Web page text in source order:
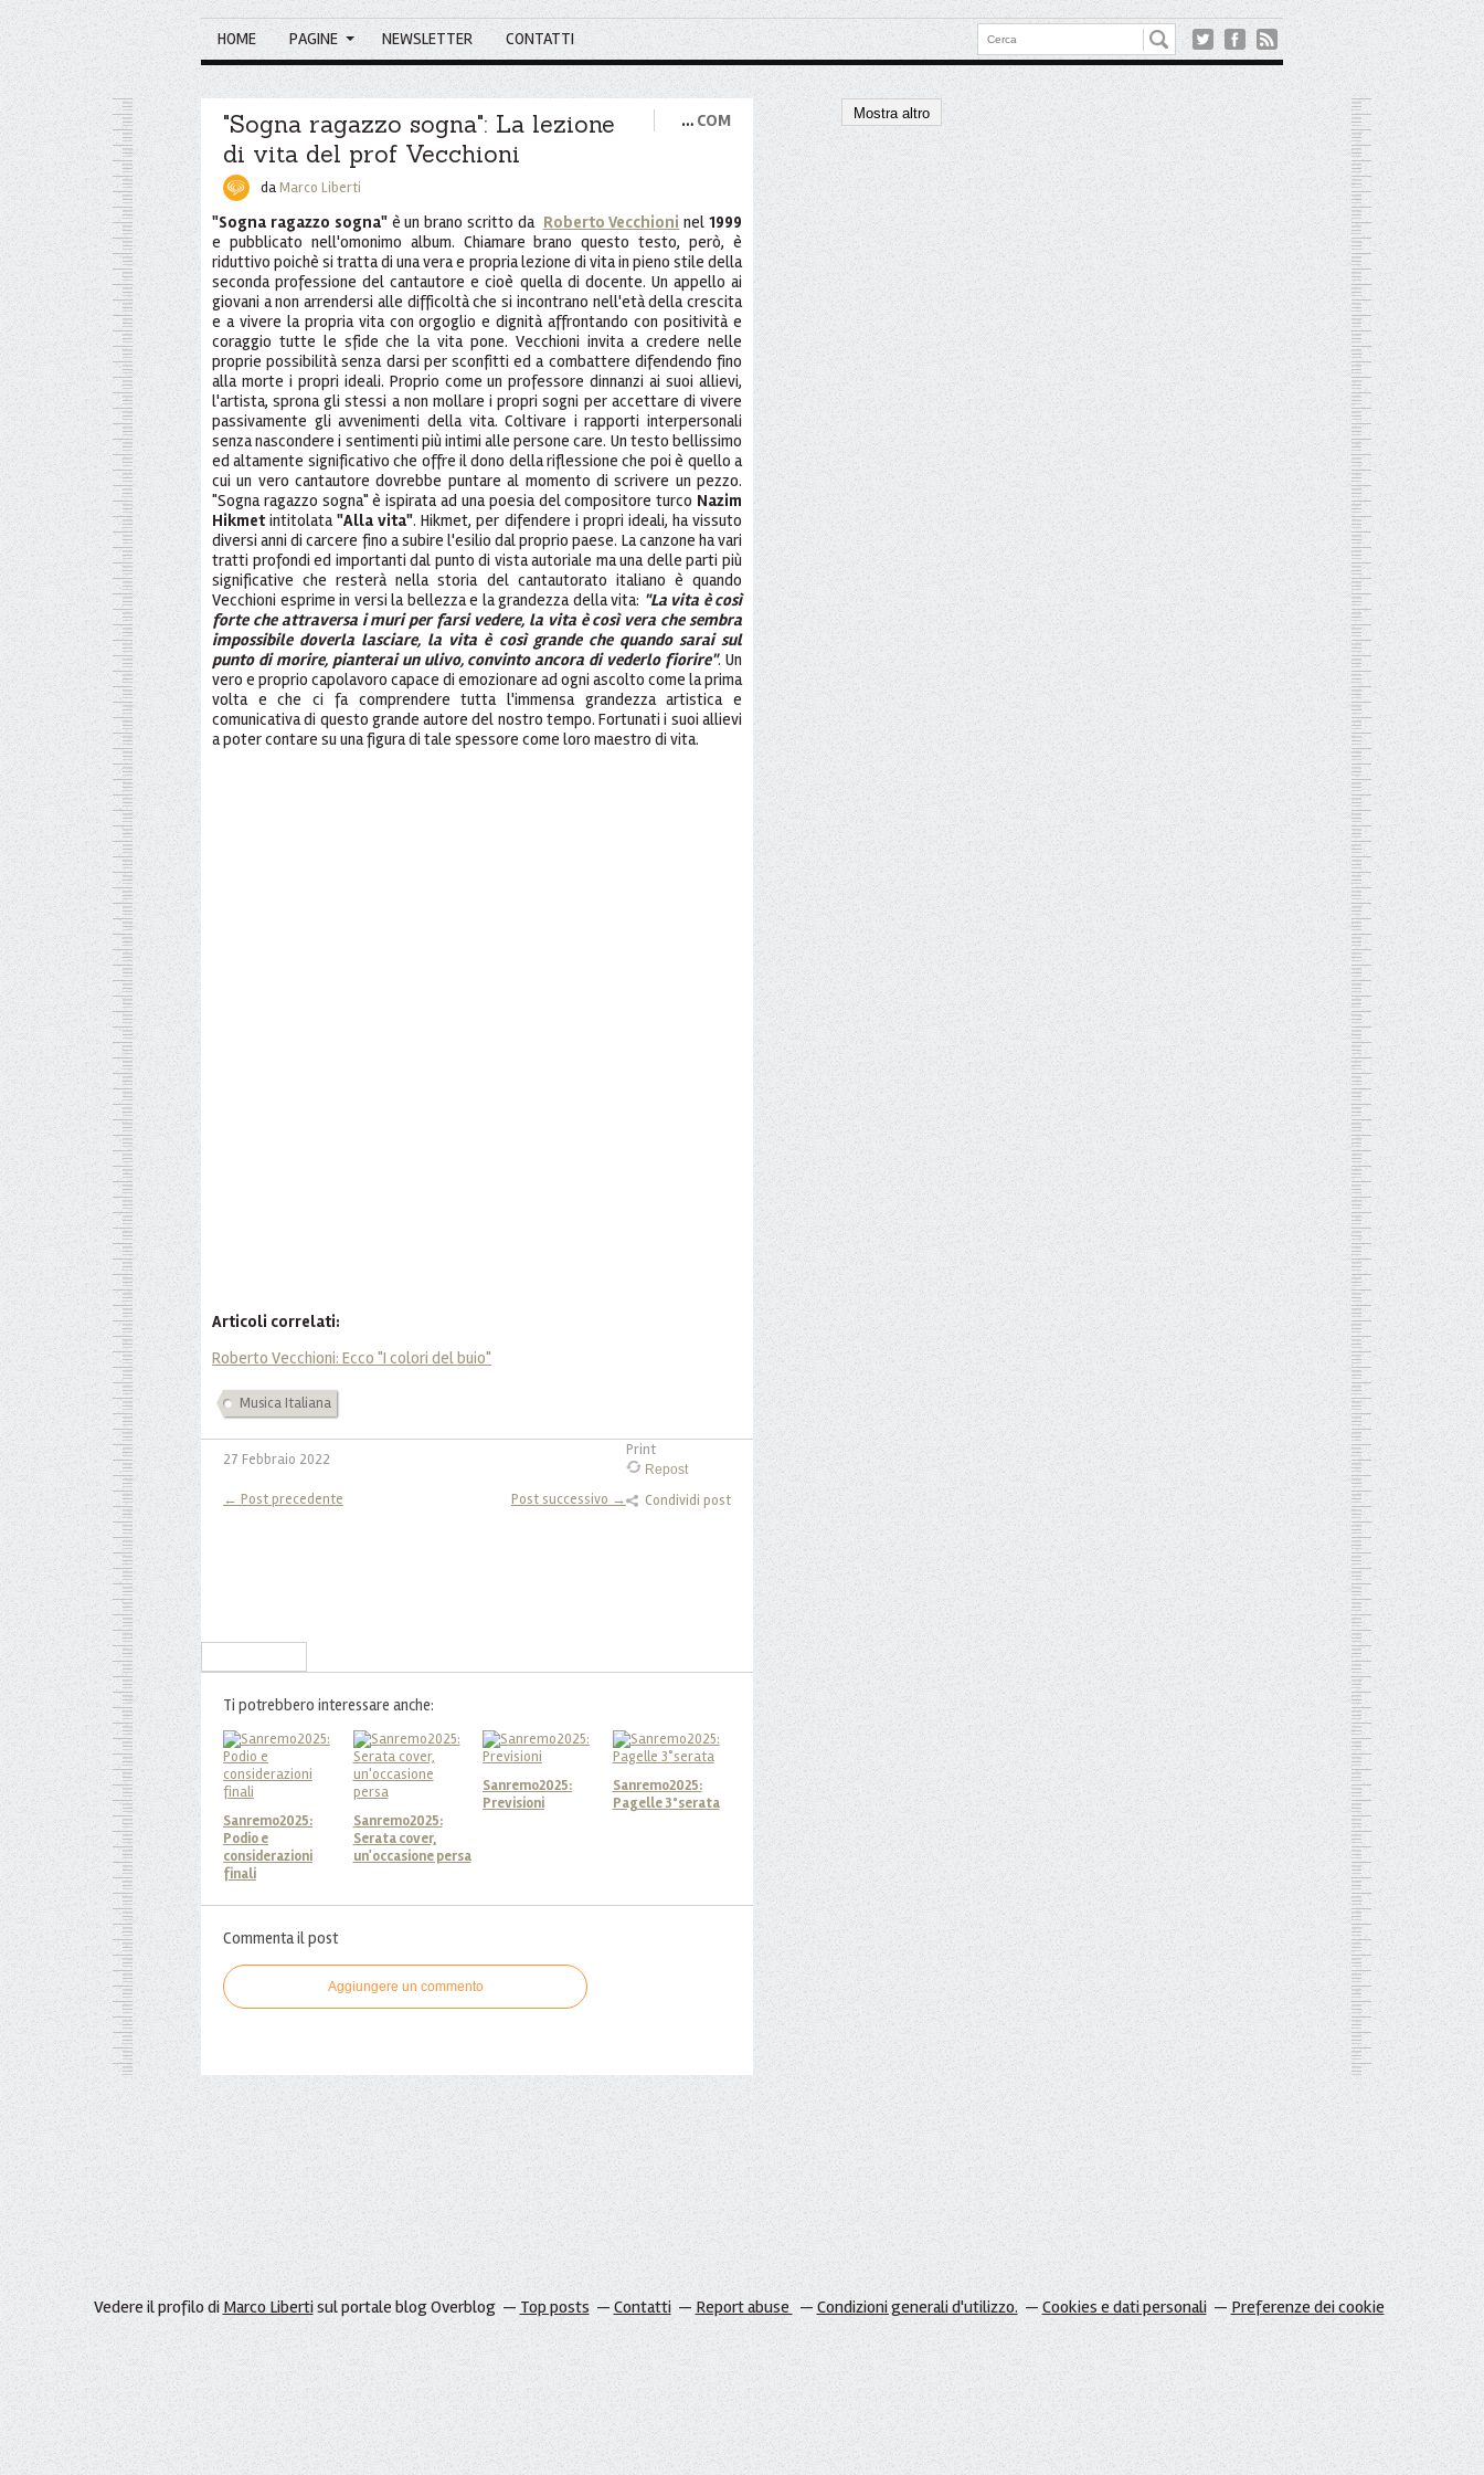
HOME PAGINE NEWSLETTER CONTATTI
"Sogna ragazzo sogna": La lezione
di vita del prof Vecchioni
… COM
daMarco Liberti
"Sogna ragazzo sogna"è un brano scritto da Roberto Vecchioni nel1999
e pubblicato nell'omonimo album. Chiamare brano questo testo, però, è
riduttivo poichè si tratta di una vera e propria lezione di vita in pieno stile della
seconda professione del cantautore e cioè quella di docente. Un appello ai
giovani a non arrendersi alle difficoltà che si incontrano nell'età della crescita
e a vivere la propria vita con orgoglio e dignità affrontando con positività e
coraggio tutte le sfide che la vita pone. Vecchioni invita a credere nelle
proprie possibilità senza darsi per sconfitti ed a combattere difendendo fino
alla morte i propri ideali. Proprio come un professore dinnanzi ai suoi allievi,
l'artista, sprona gli stessi a non mollare i propri sogni per accettare di vivere
passivamente gli avvenimenti della vita. Coltivare i rapporti interpersonali
senza nascondere i sentimenti più intimi alle persone care. Un testo bellissimo
ed altamente significativo che offre il dono della riflessione che poi è quello a
cui un vero cantautore dovrebbe puntare al momento di scrivere un pezzo.
"Sogna ragazzo sogna" è ispirata ad una poesia del compositore turco Nazim
Hikmetintitolata"Alla vita". Hikmet, per difendere i propri ideali, ha vissuto
diversi anni di carcere fino a subire l'esilio dal proprio paese. La canzone ha vari
tratti profondi ed importanti dal punto di vista autoriale ma una delle parti più
significative che resterà nella storia del cantautorato italiano è quando
Vecchioni esprime in versi la bellezza e la grandezza della vita: "La vita è così
forte che attraversa i muri per farsi vedere, la vita è così vera che sembra
impossibile doverla lasciare, la vita è così grande che quando sarai sul
punto di morire, pianterai un ulivo, convinto ancora di vederlo fiorire". Un
vero e proprio capolavoro capace di emozionare ad ogni ascolto come la prima
volta e che ci fa comprendere tutta l'immensa grandezza artistica e
comunicativa di questo grande autore del nostro tempo. Fortunati i suoi allievi
a poter contare su una figura di tale spessore come loro maestro di vita.
Articoli correlati:
Roberto Vecchioni: Ecco "I colori del buio"
Musica Italiana
27 Febbraio 2022
Print
Repost
Condividi post
← Post precedente Post successivo →
Ti potrebbero interessare anche:
Sanremo2025:
Podio e
considerazioni
finali
Sanremo2025:
Serata cover,
un'occasione persa
Sanremo2025:
Previsioni
Sanremo2025:
Pagelle 3°serata
Commenta il post
Aggiungere un commento
Mostra altro
Vedere il profilo di Marco Libertisul portale blog Overblog Top posts Contatti Report abuse Condizioni generali d'utilizzo. Cookies e dati personali Preferenze dei cookie